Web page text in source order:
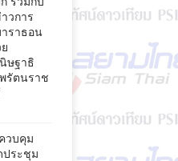
วการ
ราธอน
ษฐาธิ
รัตนราช
วบคุม
ประชุม